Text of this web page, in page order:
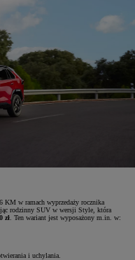
w ramach wyprzedaży rocznika
rodzinny SUV w wersji Style, która
zł . Ten wariant jest wyposażony m.in. w:
i uchylania.